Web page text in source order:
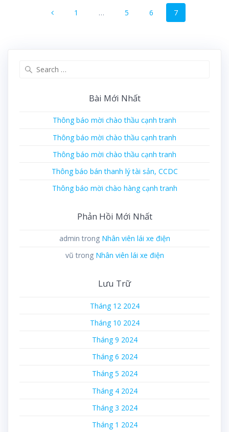
navigation
Page
1 … Page
5 Page
6 Page
7
Bài Mới Nhất
Thông báo mời chào thầu cạnh tranh
Thông báo mời chào thầu cạnh tranh
Thông báo mời chào thầu cạnh tranh
Thông báo bán thanh lý tài sản, CCDC
Thông báo mời chào hàng cạnh tranh
Phản Hồi Mới Nhất
admin trong Nhân viên lái xe điện
vũ trong Nhân viên lái xe điện
Lưu Trữ
Tháng 12 2024
Tháng 10 2024
Tháng 9 2024
Tháng 6 2024
Tháng 5 2024
Tháng 4 2024
Tháng 3 2024
Tháng 1 2024